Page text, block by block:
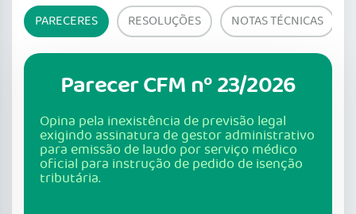
PARECERES RESOLUÇÕES NOTAS TÉCNICAS
Parecer CFM nº 23/2026
Opina pela inexistência de previsão legal
exigindo assinatura de gestor administrativo
para emissão de laudo por serviço médico
oficial para instrução de pedido de isenção
tributária.